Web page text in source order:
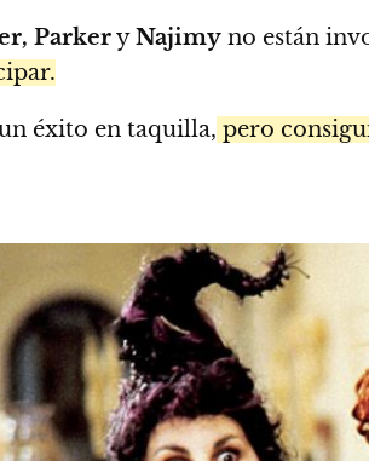
ParkeryNajimy no están
éxito en taquilla, pero